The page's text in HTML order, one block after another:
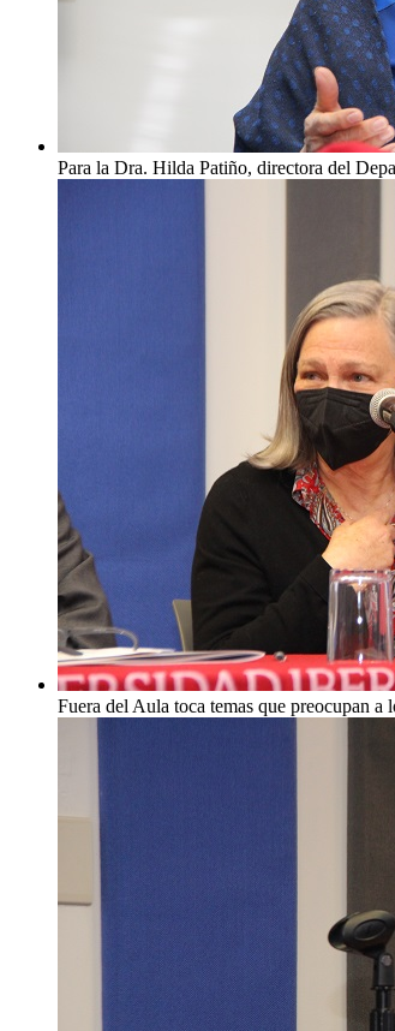
Para la Dra. Hilda Patiño, directora del
Fuera del Aula toca temas que preocupan